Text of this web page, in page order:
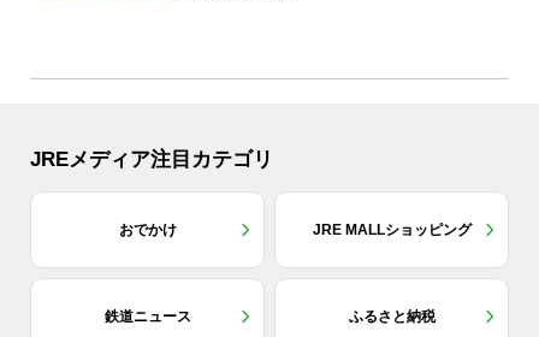
JREメディア注目カテゴリ
おでかけ JRE MALLショッピング
鉄道ニュース ふるさと納税